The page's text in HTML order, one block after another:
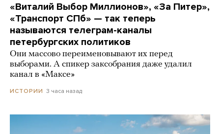
«Виталий Выбор Миллионов», «За Питер»,
«Транспорт СПб» — так теперь
называются телеграм-каналы
петербургских политиков
Они массово переименовывают их перед
выборами. А спикер заксобрания даже удалил
канал в «Максе»
ИСТОРИИ 3 часа назад